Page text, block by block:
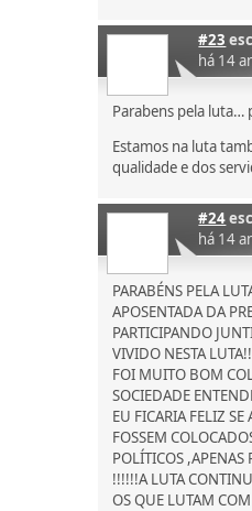
#23
há 14
Parabens pela luta…
Estamos na luta
qualidade e dos
#24
há 14
PARABÉNS PELA
APOSENTADA DA
PARTICIPANDO
VIVIDO NESTA
FOI MUITO BOM
SOCIEDADE
EU FICARIA FELIZ
FOSSEM
POLÍTICOS ,APENAS
!!!!!!A LUTA
OS QUE LUTAM